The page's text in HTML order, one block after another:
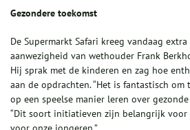
Gezondere toekomst
De Supermarkt Safari kreeg vandaag
aanwezigheid van wethouder Frank
Hij sprak met de kinderen en zag hoe
aan de opdrachten. “Het is fantastisch
op een speelse manier leren over
“Dit soort initiatieven zijn belangrijk voor